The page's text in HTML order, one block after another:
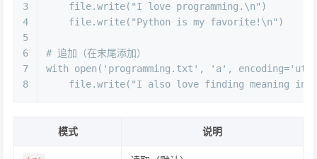
3
4
5
6
7
8
    file.write(
"I love programming.\n" )
    file.write(
"Python is my favorite!\n" )
# 追加（在末尾添加）
with
open ( 'programming.txt' , 'a' , encoding=
    file.write(
"I also love finding meaning in
模式 说明